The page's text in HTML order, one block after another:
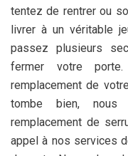
tentez de rentrer ou
livrer à un véritable
passez plusieurs
fermer votre
remplacement de
tombe bien, nous
remplacement de
appel à nos services